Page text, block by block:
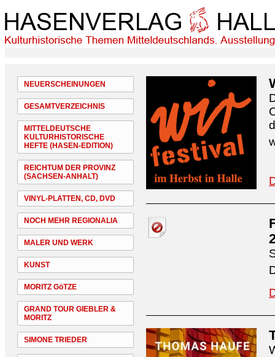
NEUERSCHEINUNGEN
GESAMTVERZEICHNIS
MITTELDEUTSCHE
KULTURHISTORISCHE
HEFTE (HASEN-EDITION)
REICHTUM DER PROVINZ
(SACHSEN-ANHALT)
VINYL-PLATTEN, CD, DVD
NOCH MEHR REGIONALIA
MALER UND WERK
KUNST
MORITZ GöTZE
GRAND TOUR GIEBLER &
MORITZ
SIMONE TRIEDER